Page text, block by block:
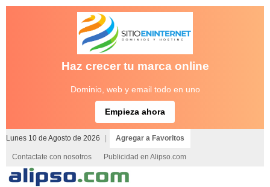
Haz crecer tu marca online
Dominio, web y email todo en uno
Empieza ahora
Lunes 10 de Agosto de 2026 Agregar a Favoritos
Contactate con nosotros Publicidad en Alipso.com